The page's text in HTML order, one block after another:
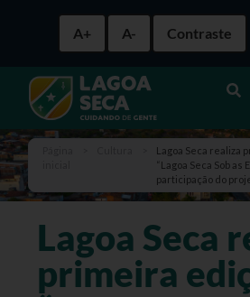
A+ A- Contraste
Lagoa Seca realiza
“Lagoa Seca Sob as
participação do
Lagoa Seca
primeira